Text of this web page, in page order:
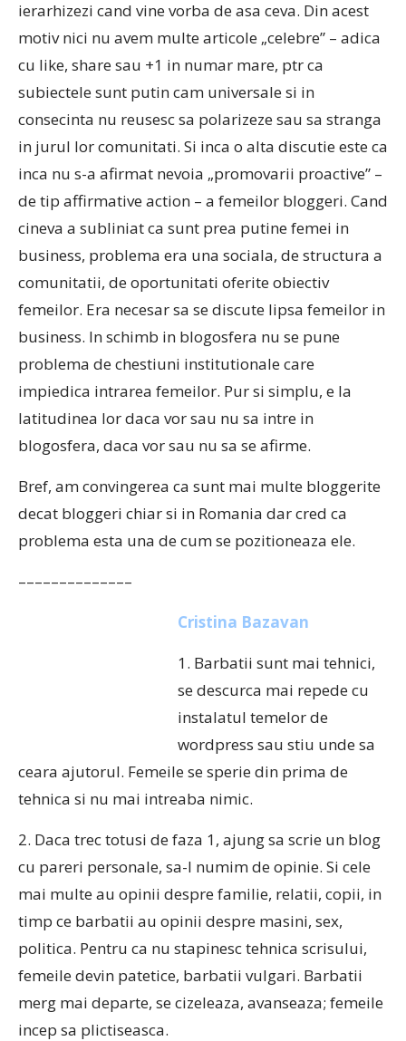
ierarhizezi cand vine vorba de asa ceva. Din acest
motiv nici nu avem multe articole „celebre” – adica
cu like, share sau +1 in numar mare, ptr ca
subiectele sunt putin cam universale si in
consecinta nu reusesc sa polarizeze sau sa stranga
in jurul lor comunitati. Si inca o alta discutie este ca
inca nu s-a afirmat nevoia „promovarii proactive” –
de tip affirmative action – a femeilor bloggeri. Cand
cineva a subliniat ca sunt prea putine femei in
business, problema era una sociala, de structura a
comunitatii, de oportunitati oferite obiectiv
femeilor. Era necesar sa se discute lipsa femeilor in
business. In schimb in blogosfera nu se pune
problema de chestiuni institutionale care
impiedica intrarea femeilor. Pur si simplu, e la
latitudinea lor daca vor sau nu sa intre in
blogosfera, daca vor sau nu sa se afirme.
Bref, am convingerea ca sunt mai multe bloggerite
decat bloggeri chiar si in Romania dar cred ca
problema esta una de cum se pozitioneaza ele.
––––––––––––––
Cristina Bazavan
1. Barbatii sunt mai tehnici,
se descurca mai repede cu
instalatul temelor de
wordpress sau stiu unde sa
ceara ajutorul. Femeile se sperie din prima de
tehnica si nu mai intreaba nimic.
2. Daca trec totusi de faza 1, ajung sa scrie un blog
cu pareri personale, sa-l numim de opinie. Si cele
mai multe au opinii despre familie, relatii, copii, in
timp ce barbatii au opinii despre masini, sex,
politica. Pentru ca nu stapinesc tehnica scrisului,
femeile devin patetice, barbatii vulgari. Barbatii
merg mai departe, se cizeleaza, avanseaza; femeile
incep sa plictiseasca.